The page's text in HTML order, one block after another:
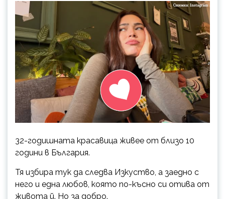
32-годишната красавица живее от близо 10
години в България.
Тя избира тук да следва Изкуство, а заедно с
него и една любов, която по-късно си отива от
живота й. Но за добро.